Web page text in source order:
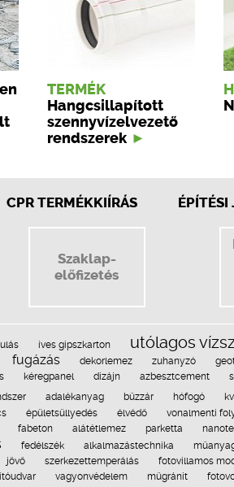
TERMÉK
Hangcsillapított
szennyvízelvezető
rendszerek
CPR TERMÉKKIÍRÁS ÉPÍTÉSI
Szaklap-
előfizetés
íves gipszkarton utólagos
fugázás dekorlemez zuhanyzó
kéregpanel dizájn azbesztcement
adalékanyag bűzzár hófogó
épületsüllyedés élvédő vonalmenti
fabeton alátétlemez parketta
fedélszék alkalmazástechnika
jövő szerkezettemperálás fotovillamos
vagyonvédelem műgránit